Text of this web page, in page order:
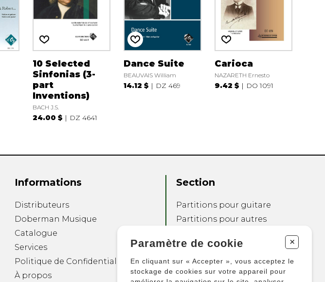
10 Selected
Sinfonias (3-
part
Inventions)
BACH J.S.
24.00 $ DZ 4641
Dance Suite
BEAUVAIS William
14.12 $ DZ 469
Carioca
NAZARETH Ernesto
9.42 $ DO 1091
Informations
Distributeurs
Doberman Musique
Catalogue
Services
Politique de Confidentialité
À propos
Section
Partitions pour guitare
Partitions pour autres
Partitions pour
ensembles
Autres produits
Paramètre de cookie +
En cliquant sur « Accepter », vous acceptez le
stockage de cookies sur votre appareil pour